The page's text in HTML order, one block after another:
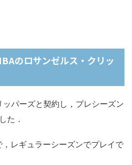
のロサンゼルス・クリッ
パーズと契約し，プレシーズン
た．
レギュラーシーズンでプレイで